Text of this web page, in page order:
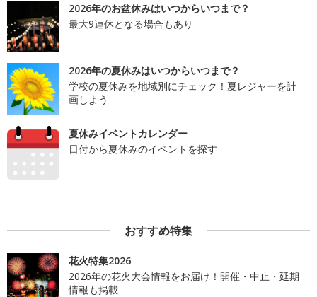
2026年のお盆休みはいつからいつまで？
最大9連休となる場合もあり
2026年の夏休みはいつからいつまで？
学校の夏休みを地域別にチェック！夏レジャーを計
画しよう
夏休みイベントカレンダー
日付から夏休みのイベントを探す
おすすめ特集
花火特集2026
2026年の花火大会情報をお届け！開催・中止・延期
情報も掲載